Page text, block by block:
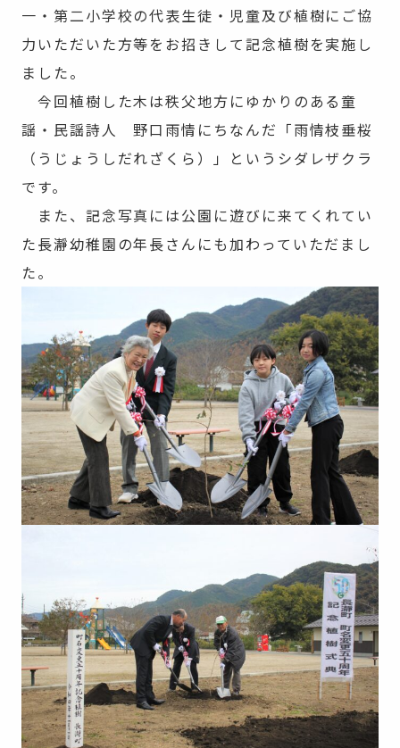
一・第二小学校の代表生徒・児童及び植樹にご協
力いただいた方等をお招きして記念植樹を実施し
ました。
今回植樹した木は秩父地方にゆかりのある童
謡・民謡詩人 野口雨情にちなんだ「雨情枝垂桜
（うじょうしだれざくら）」というシダレザクラ
です。
また、記念写真には公園に遊びに来てくれてい
た長瀞幼稚園の年長さんにも加わっていただまし
た。